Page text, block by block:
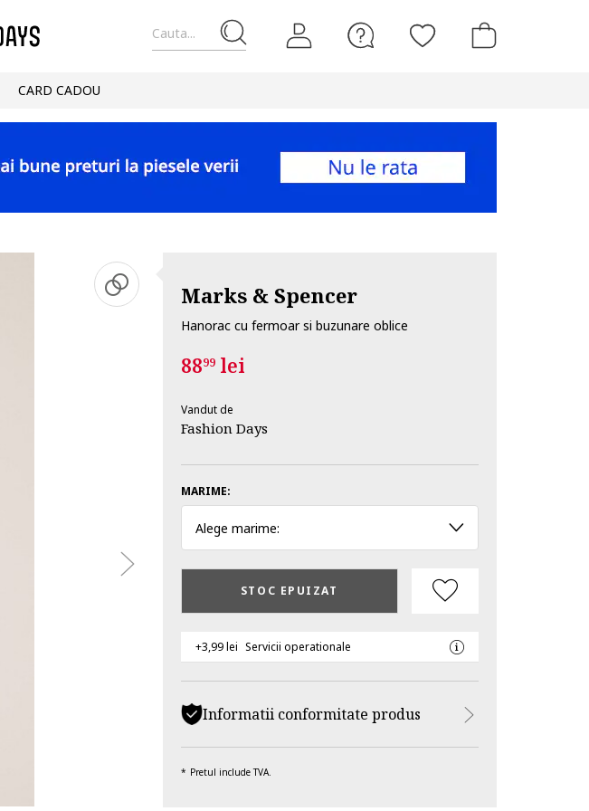
Cauta...
CARD CADOU
Marks & Spencer
Hanorac cu fermoar si buzunare oblice
8899lei
Vandut de
Fashion Days
MARIME:
Alege marime:
STOC EPUIZAT
+3,99 lei Servicii operationale
Informatii conformitate produs
Pretul include TVA.